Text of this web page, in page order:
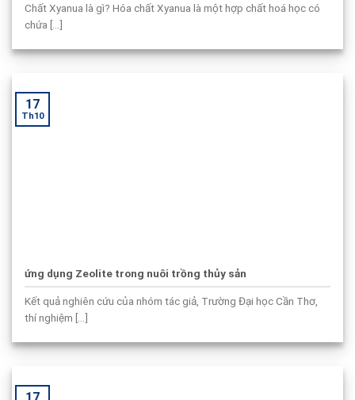
Chất Xyanua là gì? Hóa chất Xyanua là một hợp chất hoá học có
chứa [...]
ứng dụng Zeolite trong nuôi trồng thủy sản
Kết quả nghiên cứu của nhóm tác giả, Trường Đại học Cần Thơ,
thí nghiệm [...]
17
Th10